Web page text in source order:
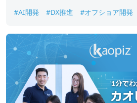
#AI開発 #DX推進 #オフショア開発